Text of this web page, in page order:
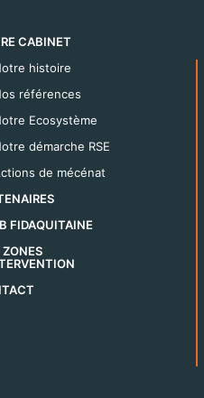
CABINET
histoire
références
Ecosystème
démarche RSE
de mécénat
FIDAQUITAINE
ZONES